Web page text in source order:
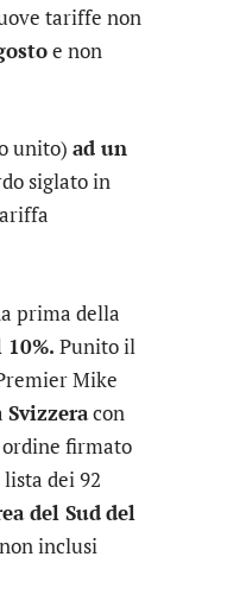
tariffe non
e non
unito) ad un
siglato in
prima della
10%. Punito il
Mike
Svizzeracon
firmato
dei 92
del Suddel
inclusi